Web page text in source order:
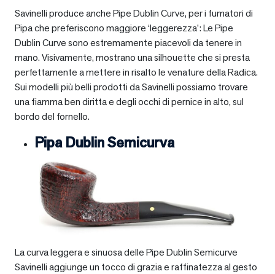
Savinelli produce anche Pipe Dublin Curve, per i fumatori di
Pipa che preferiscono maggiore ‘leggerezza’: Le Pipe
Dublin Curve sono estremamente piacevoli da tenere in
mano. Visivamente, mostrano una silhouette che si presta
perfettamente a mettere in risalto le venature della Radica.
Sui modelli più belli prodotti da Savinelli possiamo trovare
una fiamma ben diritta e degli occhi di pernice in alto, sul
bordo del fornello.
Pipa Dublin Semicurva
La curva leggera e sinuosa delle Pipe Dublin Semicurve
Savinelli aggiunge un tocco di grazia e raffinatezza al gesto